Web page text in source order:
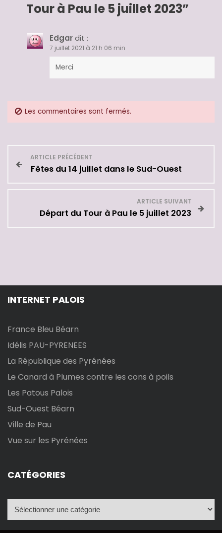
Tour à Pau le 5 juillet 2023”
Edgardit :
7 juillet 2021 à 21 h 06 min
Merci
Les commentaires sont fermés.
a
i
t
o
n
d
e
l
’
a
ARTICLE PRÉCÉDENT
Fêtes du 14 juillet dans le Sud-Ouest
ARTICLE SUIVANT
Départ du Tour à Pau le 5 juillet 2023
INTERNET PALOIS
France Bleu Béarn
Idélis PAU-PYRENEES
La République des Pyrénées
Le Canard à Plumes contre les cons à poils
Les Patous Palois
Sud-Ouest Béarn
Ville de Pau
Vue sur les Pyrénées
CATÉGORIES
t